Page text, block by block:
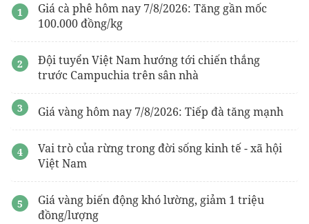
Giá cà phê hôm nay 7/8/2026: Tăng gần mốc
100.000 đồng/kg
Đội tuyển Việt Nam hướng tới chiến thắng
trước Campuchia trên sân nhà
Giá vàng hôm nay 7/8/2026: Tiếp đà tăng mạnh
Vai trò của rừng trong đời sống kinh tế - xã hội
Việt Nam
Giá vàng biến động khó lường, giảm 1 triệu
đồng/lượng